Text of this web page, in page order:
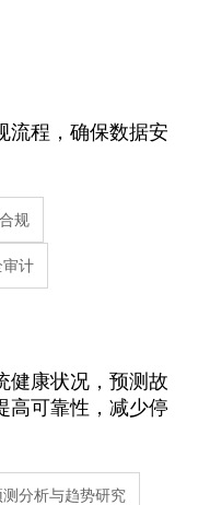
流程，确保数据安
规
计
健康状况，预测故
高可靠性，减少停
测分析与趋势研究